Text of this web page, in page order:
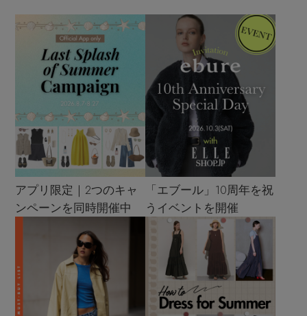
アプリ限定｜2つのキャ
ンペーンを同時開催中
「エブール」10周年を祝
うイベントを開催